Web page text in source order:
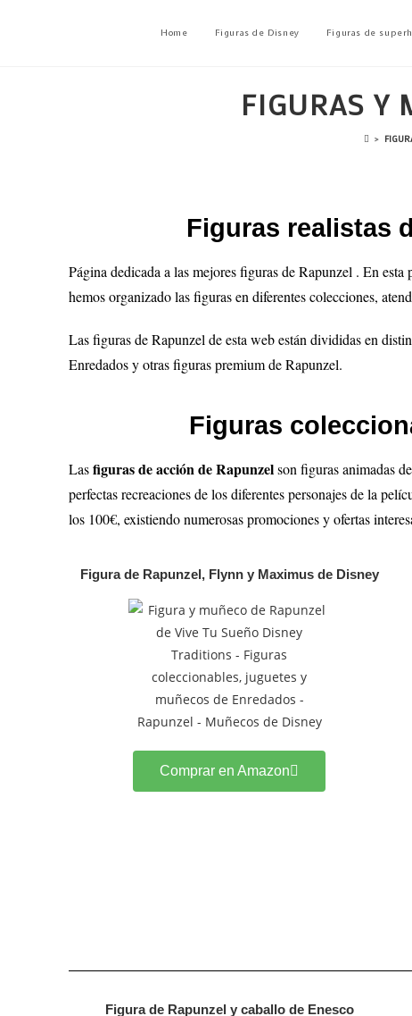
Home Figuras de Disney Figuras de
FIGURAS Y
>
Figuras realistas
Página dedicada a las mejores figuras de Rapunzel . En esta
hemos organizado las figuras en diferentes colecciones,
Las figuras deRapunzelde esta web están divididas en
Enredadosy otras figuras premium deRapunzel.
Figuras
Lasfiguras de acción de Rapunzelson figuras animadas
perfectas recreaciones de los diferentes personajes de la
los 100€, existiendo numerosas promociones y ofertas
Figura de Rapunzel, Flynn y Maximus de Disney
Comprar en Amazon
Figura de Rapunzel y caballo de Enesco